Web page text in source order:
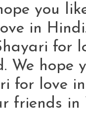
you
in
for
We hope
for love
friends in